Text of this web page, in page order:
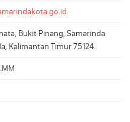
Bukit Pinang, Samarinda
Kalimantan Timur 75124.